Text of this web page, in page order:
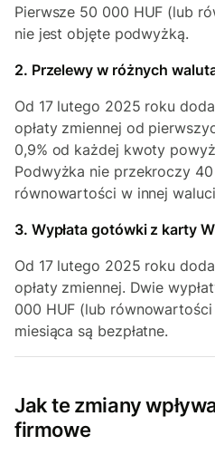
Pierwsze 50 000 HUF (lub
nie jest objęte podwyżką.
2. Przelewy w różnych
Od 17 lutego 2025 roku
opłaty zmiennej od
0,9% od każdej kwoty
Podwyżka nie przekroczy
równowartości w innej
3. Wypłata gotówki z karty
Od 17 lutego 2025 roku
opłaty zmiennej. Dwie
000 HUF (lub
miesiąca są bezpłatne.
Jak te zmiany
firmowe